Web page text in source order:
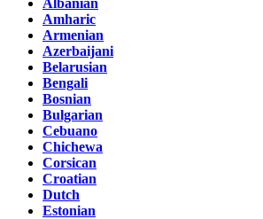
Amharic
Armenian
Azerbaijani
Belarusian
Bengali
Bosnian
Bulgarian
Cebuano
Chichewa
Corsican
Croatian
Dutch
Estonian